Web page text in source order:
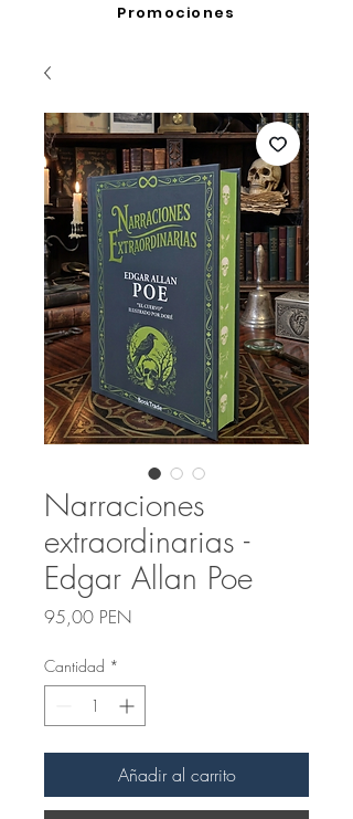
Promociones
Narraciones
extraordinarias -
Edgar Allan Poe
95,00 PENPrecio
Cantidad *
Añadir al carrito